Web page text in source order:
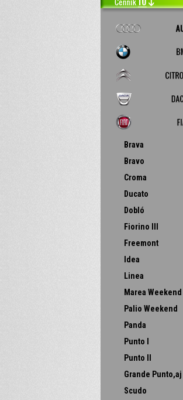
Brava
Bravo
Croma
Ducato
Dobló
Fiorino III
Freemont
Idea
Linea
Marea Weekend
Palio Weekend
Panda
Punto I
Punto II
Grande Punto,aj
Scudo